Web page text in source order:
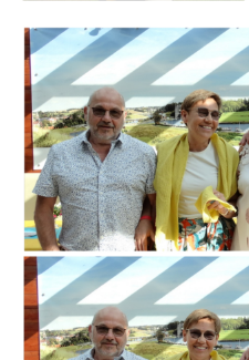
Branding
ARMCHAIR